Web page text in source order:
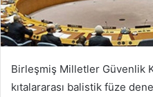
Birleşmiş Milletler Güvenlik
kıtalararası balistik füze